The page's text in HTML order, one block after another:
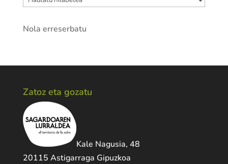
Nola erreserbatu
Zatoz eta gozatu
Kale Nagusia, 48
20115 Astigarraga Gipuzkoa